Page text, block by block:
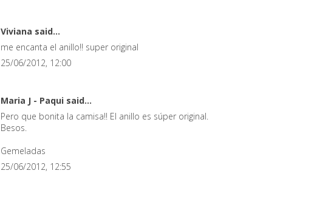
Viviana said...
me encanta el anillo!! super original
25/06/2012, 12:00
Maria J - Paqui said...
Pero que bonita la camisa!! El anillo es súper original.
Besos.
Gemeladas
25/06/2012, 12:55